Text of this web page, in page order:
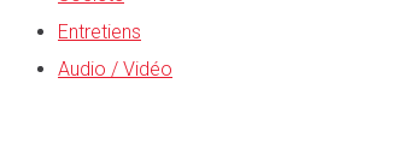
Entretiens
Audio / Vidéo